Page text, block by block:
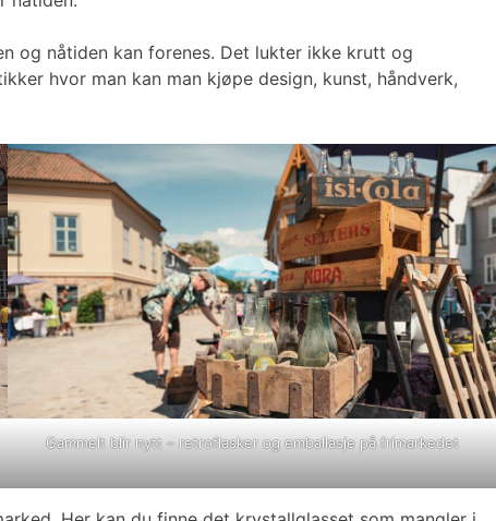
og nåtiden kan forenes. Det lukter ikke krutt og
hvor man kan man kjøpe design, kunst, håndverk,
Gammelt blir nytt – retroflasker og emballasje på frimarkedet